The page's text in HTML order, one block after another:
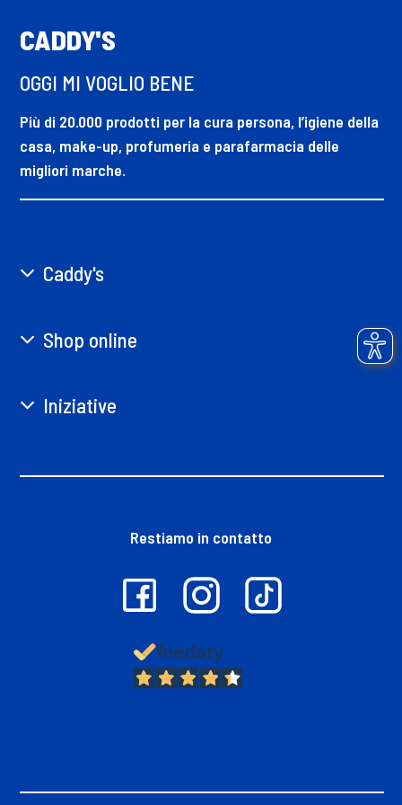
CADDY'S
OGGI MI VOGLIO BENE
Più di 20.000 prodotti per la cura persona, l’igiene della
casa, make-up, profumeria e parafarmacia delle
migliori marche.
Caddy's
Shop online
Iniziative
Restiamo in contatto